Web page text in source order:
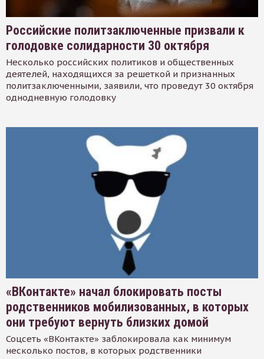
Российские политзаключенные призвали к
голодовке солидарности 30 октября
Несколько российских политиков и общественных
деятелей, находящихся за решеткой и признанных
политзаключенными, заявили, что проведут 30 октября
однодневную голодовку
«ВКонтакте» начал блокировать посты
родственников мобилизованных, в которых
они требуют вернуть близких домой
Соцсеть «ВКонтакте» заблокировала как минимум
несколько постов, в которых родственники